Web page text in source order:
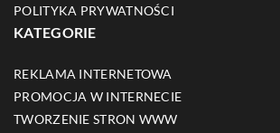
POLITYKA PRYWATNOŚCI
KATEGORIE
REKLAMA INTERNETOWA
PROMOCJA W INTERNECIE
TWORZENIE STRON WWW